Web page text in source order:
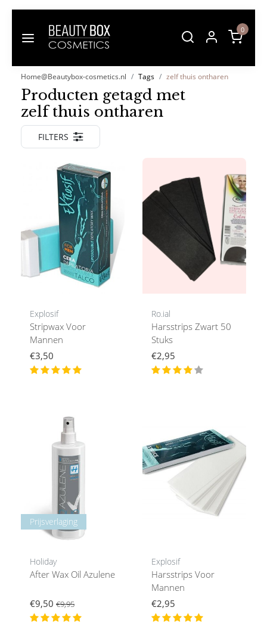
0
Home@Beautybox-cosmetics.nl Tags zelf thuis ontharen
Producten getagd met
zelf thuis ontharen
FILTERS
Explosif
Stripwax Voor
Mannen
€3,50
Ro.ial
Harsstrips Zwart 50
Stuks
€2,95
Prijsverlaging
Holiday
After Wax Oil Azulene
€9,50 €9,95
Explosif
Harsstrips Voor
Mannen
€2,95